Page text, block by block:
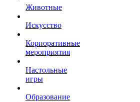
Животные
Искусство
Корпоративные
мероприятия
Настольные
игры
Образование